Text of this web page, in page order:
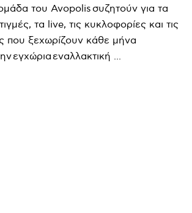
του Avopolis συζητούν για τα
τα live, τις κυκλοφορίες και τις
που ξεχωρίζουν κάθε μήνα
εγχώρια εναλλακτική ...